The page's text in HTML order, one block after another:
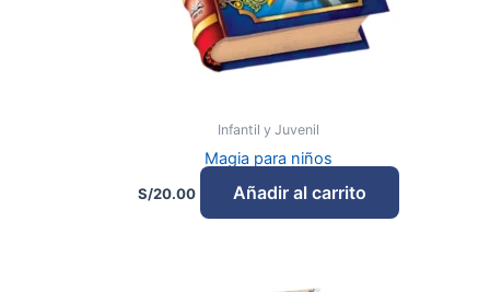
Infantil y Juvenil
Magia para niños
S/20.00 Añadir al carrito